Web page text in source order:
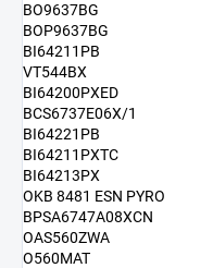
BO9637BG
BOP9637BG
BI64211PB
VT544BX
BI64200PXED
BCS6737E06X/1
BI64221PB
BI64211PXTC
BI64213PX
OKB 8481 ESN PYRO
BPSA6747A08XCN
OAS560ZWA
O560MAT